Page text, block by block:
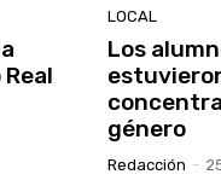
LOCAL
Los
género
Redacción -